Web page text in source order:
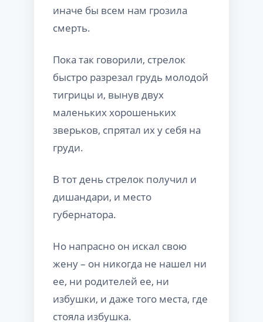
иначе бы всем нам грозила
смерть.
Пока так говорили, стрелок
быстро разрезал грудь молодой
тигрицы и, вынув двух
маленьких хорошеньких
зверьков, спрятал их у себя на
груди.
В тот день стрелок получил и
дишандари, и место
губернатора.
Но напрасно он искал свою
жену – он никогда не нашел ни
ее, ни родителей ее, ни
избушки, и даже того места, где
стояла избушка.